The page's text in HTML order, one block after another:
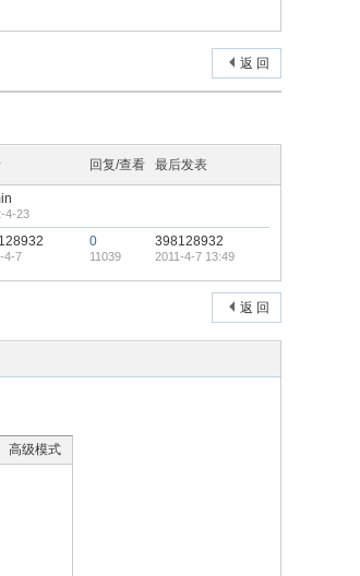
返 回
回复/查看 最后发表
4-23
4-7
0
11039
398128932
2011-4-7 13:49
返 回
高级模式